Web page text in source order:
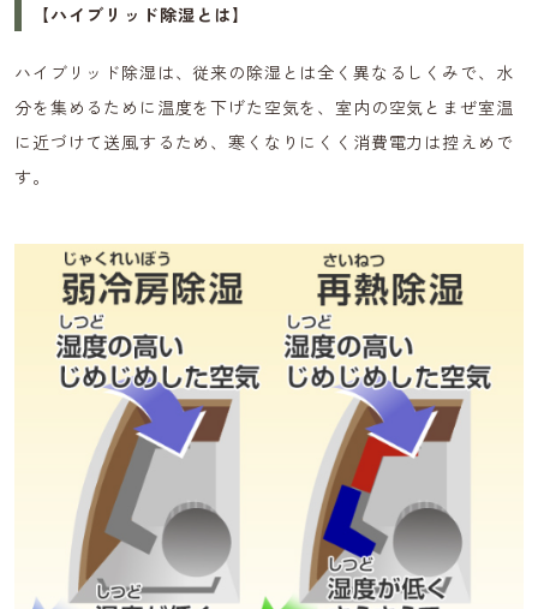
【ハイブリッド除湿とは】
ハイブリッド除湿は、従来の除湿とは全く異なるしくみで、水
分を集めるために温度を下げた空気を、室内の空気とまぜ室温
に近づけて送風するため、寒くなりにくく消費電力は控えめで
す。